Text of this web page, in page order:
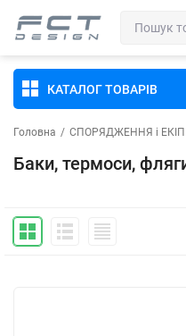
КАТАЛОГ ТОВАРІВ
Головна / СПОРЯДЖЕННЯ і
Баки, термоси,